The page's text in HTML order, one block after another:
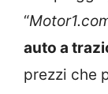
“
auto a
prezzi che